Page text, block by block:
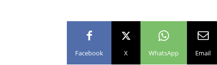
Facebook X WhatsApp Email